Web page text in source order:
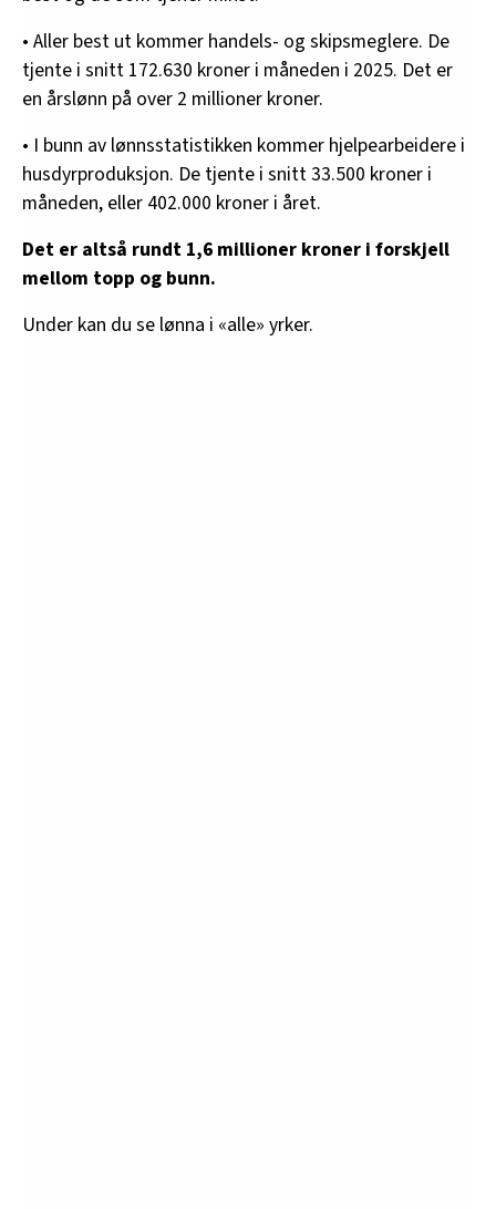
• Aller best ut kommer handels- og skipsmeglere. De
tjente i snitt 172.630 kroner i måneden i 2025. Det er
en årslønn på over 2 millioner kroner.
• I bunn av lønnsstatistikken kommer hjelpearbeidere i
husdyrproduksjon. De tjente i snitt 33.500 kroner i
måneden, eller 402.000 kroner i året.
Det er altså rundt 1,6 millioner kroner i forskjell
mellom topp og bunn.
Under kan du se lønna i «alle» yrker.